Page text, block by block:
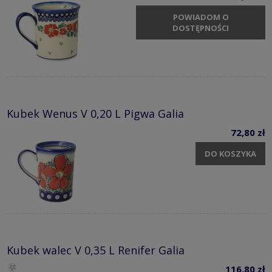
POWIADOM O
DOSTĘPNOŚCI
Kubek Wenus V 0,20 L Pigwa Galia
72,80 zł
DO KOSZYKA
Kubek walec V 0,35 L Renifer Galia
116,80 zł